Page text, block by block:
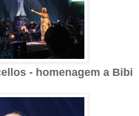
a Bibi